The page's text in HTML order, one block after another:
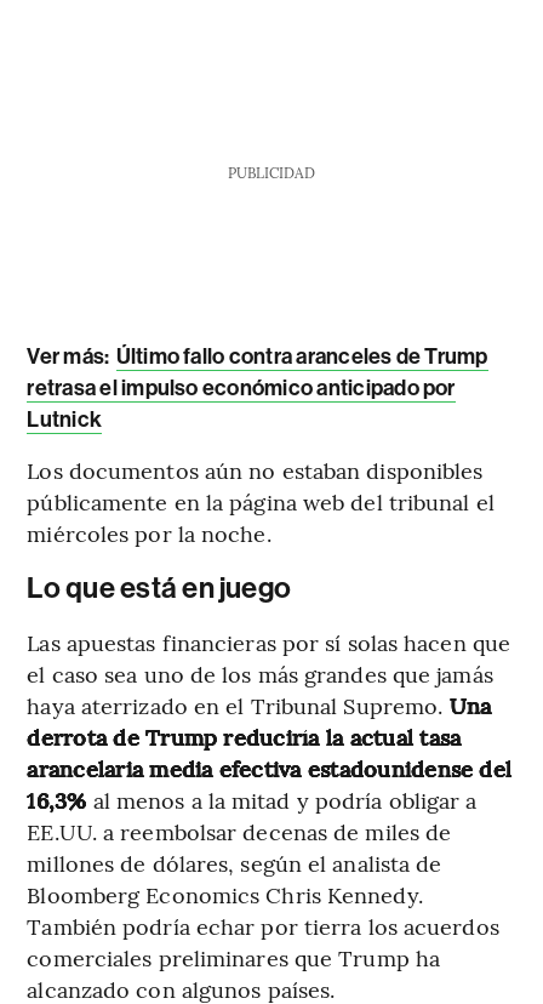
PUBLICIDAD
Ver más: Último fallo contra aranceles de Trump
retrasa el impulso económico anticipado por
Lutnick
Los documentos aún no estaban disponibles
públicamente en la página web del tribunal el
miércoles por la noche.
Lo que está en juego
Las apuestas financieras por sí solas hacen que
el caso sea uno de los más grandes que jamás
haya aterrizado en el Tribunal Supremo. Una
derrota de Trump reduciría la actual tasa
arancelaria media efectiva estadounidense del
16,3% al menos a la mitad y podría obligar a
EE.UU. a reembolsar decenas de miles de
millones de dólares, según el analista de
Bloomberg Economics Chris Kennedy.
También podría echar por tierra los acuerdos
comerciales preliminares que Trump ha
alcanzado con algunos países.